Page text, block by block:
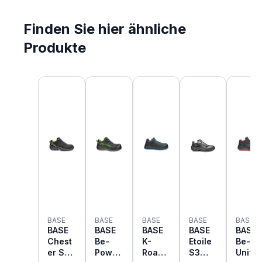
Finden Sie hier ähnliche
Produkte
Produktgalerie überspringen
BASE
BASE
Chest
er S3L
BASE
BASE
Be-
Power
BASE
BASE
K-
Road
BASE
BASE
Etoile
S3
BASE
BASE
Be-
Unifor